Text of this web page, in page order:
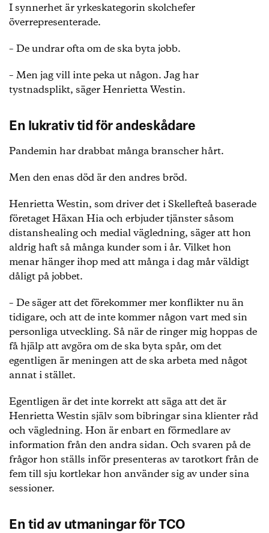
I synnerhet är yrkeskategorin skolchefer
överrepresenterade.
– De undrar ofta om de ska byta jobb.
– Men jag vill inte peka ut någon. Jag har
tystnadsplikt, säger Henrietta Westin.
En lukrativ tid för andeskådare
Pandemin har drabbat många branscher hårt.
Men den enas död är den andres bröd.
Henrietta Westin, som driver det i Skellefteå baserade
företaget Häxan Hia och erbjuder tjänster såsom
distanshealing och medial vägledning, säger att hon
aldrig haft så många kunder som i år. Vilket hon
menar hänger ihop med att många i dag mår väldigt
dåligt på jobbet.
– De säger att det förekommer mer konflikter nu än
tidigare, och att de inte kommer någon vart med sin
personliga utveckling. Så när de ringer mig hoppas de
få hjälp att avgöra om de ska byta spår, om det
egentligen är meningen att de ska arbeta med något
annat i stället.
Egentligen är det inte korrekt att säga att det är
Henrietta Westin själv som bibringar sina klienter råd
och vägledning. Hon är enbart en förmedlare av
information från den andra sidan. Och svaren på de
frågor hon ställs inför presenteras av tarotkort från de
fem till sju kortlekar hon använder sig av under sina
sessioner.
En tid av utmaningar för TCO